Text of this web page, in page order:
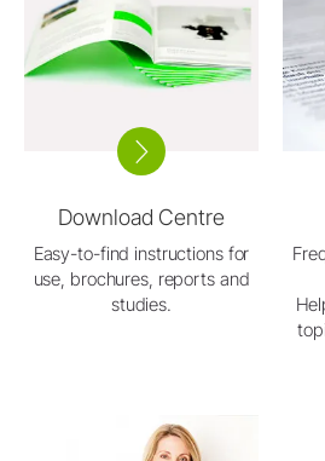
Download Centre
Easy-to-find instructions for
use, brochures, reports and
studies.